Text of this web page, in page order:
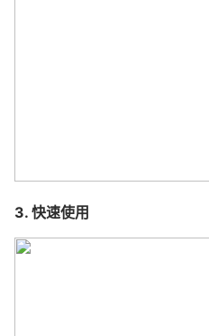
3. 快速使用